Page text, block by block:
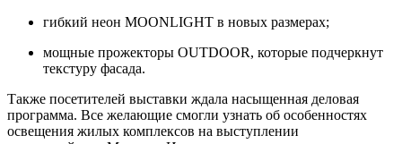
гибкий неон MOONLIGHT в новых размерах;
мощные прожекторы OUTDOOR, которые подчеркнут
текстуру фасада.
Также посетителей выставки ждала насыщенная деловая
программа. Все желающие смогли узнать об особенностях
освещения жилых комплексов на выступлении